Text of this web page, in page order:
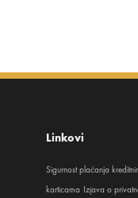
Linkovi
Sigurnost plaćanja
karticama Izjava o